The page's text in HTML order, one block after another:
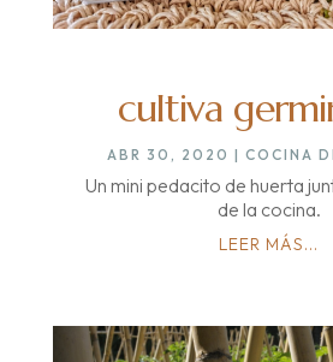
cultiva
ABR 30, 2020 | COCINA
Un mini pedacito de huerta
de la cocina.
LEER MÁS...